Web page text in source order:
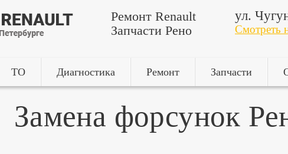
Ремонт Renault
Запчасти Рено
ул.
Смотреть
ТО Диагностика Ремонт Запчасти
Замена форсунок